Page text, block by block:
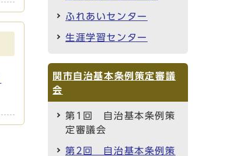
ふれあいセンター
生涯学習センター
関市自治基本条例策定審議
会
第1回 自治基本条例策
定審議会
第2回 自治基本条例策